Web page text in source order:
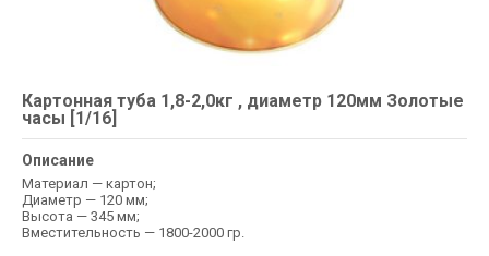
Картонная туба 1,8-2,0кг , диаметр 120мм Золотые
часы [1/16]
Описание
Материал — картон;
Диаметр — 120 мм;
Высота — 345 мм;
Вместительность — 1800-2000 гр.